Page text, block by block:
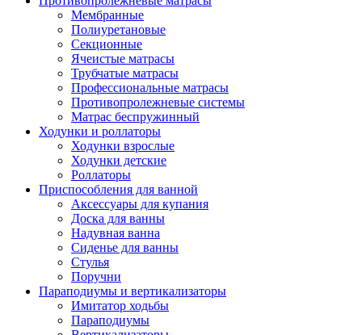
Мембранные
Полиуретановые
Секционные
Ячеистые матрасы
Трубчатые матрасы
Профессиональные матрасы
Противопролежневые системы
Матрас беспружинный
Ходунки и роллаторы
Ходунки взрослые
Ходунки детские
Роллаторы
Приспособления для ванной
Аксессуары для купания
Доска для ванны
Надувная ванна
Сиденье для ванны
Стулья
Поручни
Параподиумы и вертикализаторы
Имитатор ходьбы
Параподиумы